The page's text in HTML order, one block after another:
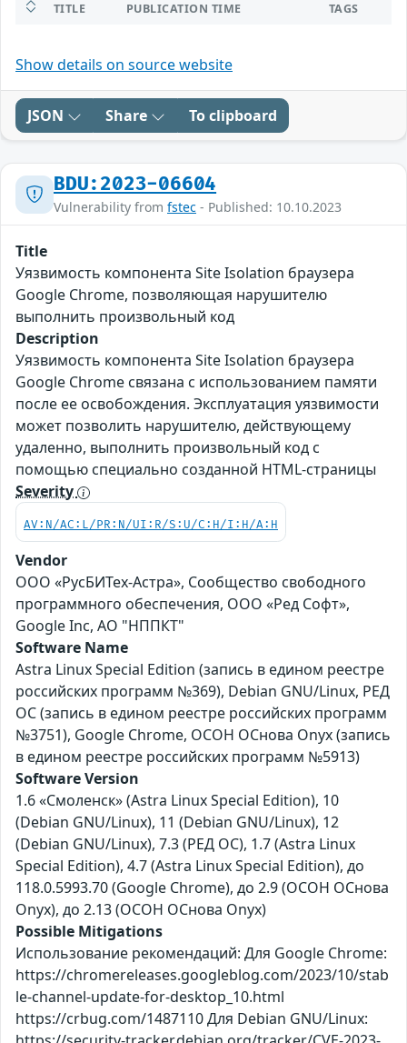
TITLE PUBLICATION TIME TAGS
Show details on source website
JSON Share To clipboard
BDU:2023-06604
Vulnerability from fstec - Published: 10.10.2023
Title
Уязвимость компонента Site Isolation браузера
Google Chrome, позволяющая нарушителю
выполнить произвольный код
Description
Уязвимость компонента Site Isolation браузера
Google Chrome связана с использованием памяти
после ее освобождения. Эксплуатация уязвимости
может позволить нарушителю, действующему
удаленно, выполнить произвольный код с
помощью специально созданной HTML-страницы
Severity
AV:N/AC:L/PR:N/UI:R/S:U/C:H/I:H/A:H
Vendor
ООО «РусБИТех-Астра», Сообщество свободного
программного обеспечения, ООО «Ред Софт»,
Google Inc, АО "НППКТ"
Software Name
Astra Linux Special Edition (запись в едином реестре
российских программ №369), Debian GNU/Linux, РЕД
ОС (запись в едином реестре российских программ
№3751), Google Chrome, ОСОН ОСнова Оnyx (запись
в едином реестре российских программ №5913)
Software Version
1.6 «Смоленск» (Astra Linux Special Edition), 10
(Debian GNU/Linux), 11 (Debian GNU/Linux), 12
(Debian GNU/Linux), 7.3 (РЕД ОС), 1.7 (Astra Linux
Special Edition), 4.7 (Astra Linux Special Edition), до
118.0.5993.70 (Google Chrome), до 2.9 (ОСОН ОСнова
Оnyx), до 2.13 (ОСОН ОСнова Оnyx)
Possible Mitigations
Использование рекомендаций: Для Google Chrome:
https://chromereleases.googleblog.com/2023/10/stab
le-channel-update-for-desktop_10.html
https://crbug.com/1487110 Для Debian GNU/Linux: